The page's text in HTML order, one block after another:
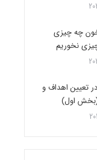
چه چیزی
نخوریم
تعیین اهداف و
اول)